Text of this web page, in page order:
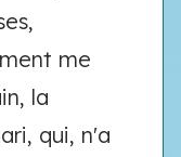
me
la
qui, n'a